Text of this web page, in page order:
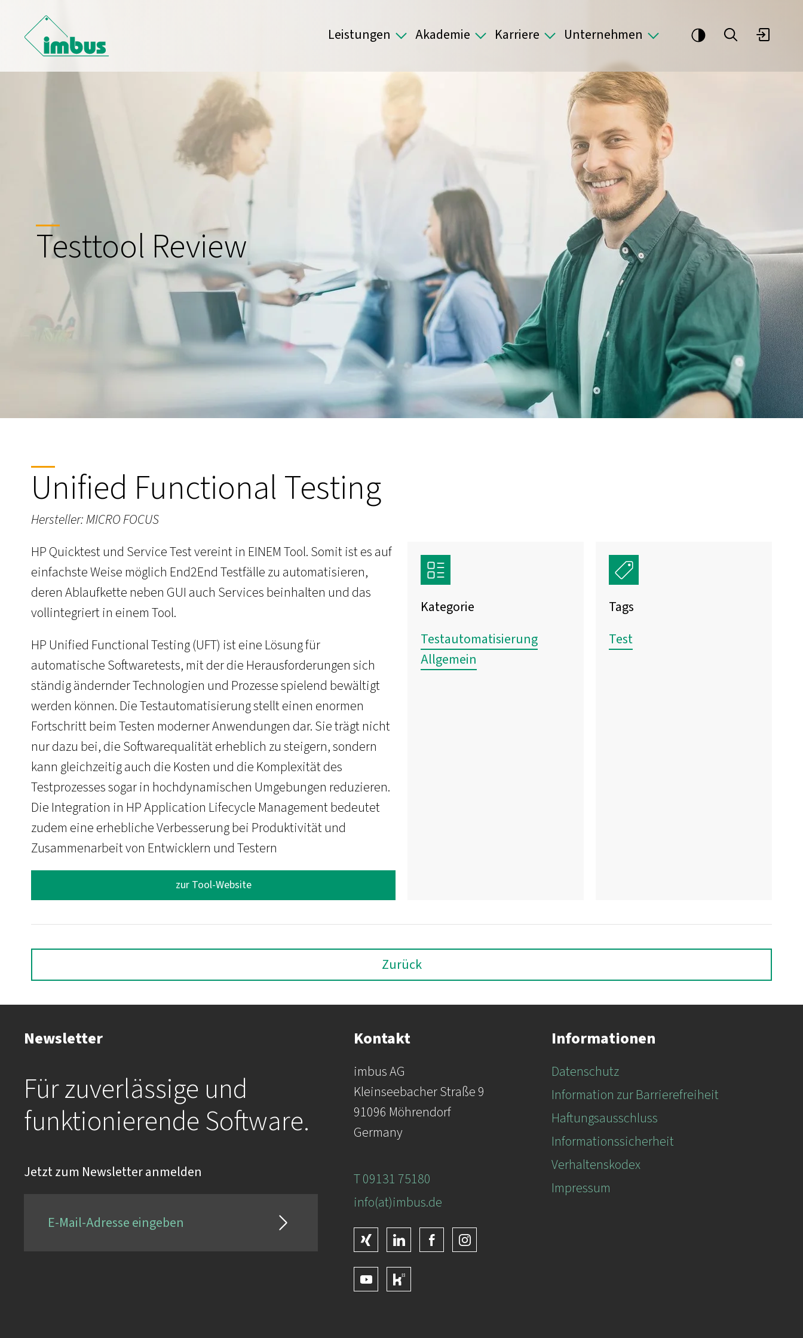
Leistungen Akademie Karriere Unternehmen
Testtool Review
Unified Functional Testing
Hersteller: MICRO FOCUS
HP Quicktest und Service Test vereint in EINEM Tool. Somit ist es auf
einfachste Weise möglich End2End Testfälle zu automatisieren,
deren Ablaufkette neben GUI auch Services beinhalten und das
vollintegriert in einem Tool.
HP Unified Functional Testing (UFT) ist eine Lösung für
automatische Softwaretests, mit der die Herausforderungen sich
ständig ändernder Technologien und Prozesse spielend bewältigt
werden können. Die Testautomatisierung stellt einen enormen
Fortschritt beim Testen moderner Anwendungen dar. Sie trägt nicht
nur dazu bei, die Softwarequalität erheblich zu steigern, sondern
kann gleichzeitig auch die Kosten und die Komplexität des
Testprozesses sogar in hochdynamischen Umgebungen reduzieren.
Die Integration in HP Application Lifecycle Management bedeutet
zudem eine erhebliche Verbesserung bei Produktivität und
Zusammenarbeit von Entwicklern und Testern
zur Tool-Website
Kategorie
Testautomatisierung
Allgemein
Tags
Test
Zurück
Newsletter
Für zuverlässige und
funktionierende Software.
Jetzt zum Newsletter anmelden
Kontakt
imbus AG
Kleinseebacher Straße 9
91096 Möhrendorf
Germany
T 09131 75180
info(at)imbus.de
Informationen
Datenschutz
Information zur Barrierefreiheit
Haftungsausschluss
Informationssicherheit
Verhaltenskodex
Impressum